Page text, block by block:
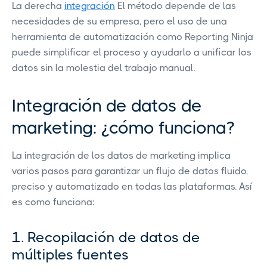
La derecha integración El método depende de las
necesidades de su empresa, pero el uso de una
herramienta de automatización como Reporting Ninja
puede simplificar el proceso y ayudarlo a unificar los
datos sin la molestia del trabajo manual.
Integración de datos de
marketing: ¿cómo funciona?
La integración de los datos de marketing implica
varios pasos para garantizar un flujo de datos fluido,
preciso y automatizado en todas las plataformas. Así
es como funciona:
1. Recopilación de datos de
múltiples fuentes